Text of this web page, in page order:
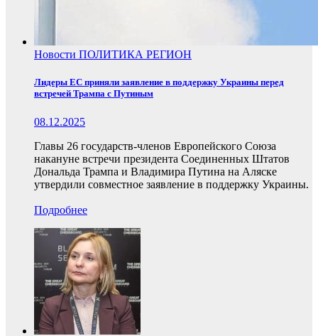
Новости ПОЛИТИКА РЕГИОН
Лидеры ЕС приняли заявление в поддержку Украины перед
встречей Трампа с Путиным
08.12.2025
Главы 26 государств-членов Европейского Союза
накануне встречи президента Соединенных Штатов
Дональда Трампа и Владимира Путина на Аляске
утвердили совместное заявление в поддержку Украины.
Подробнее